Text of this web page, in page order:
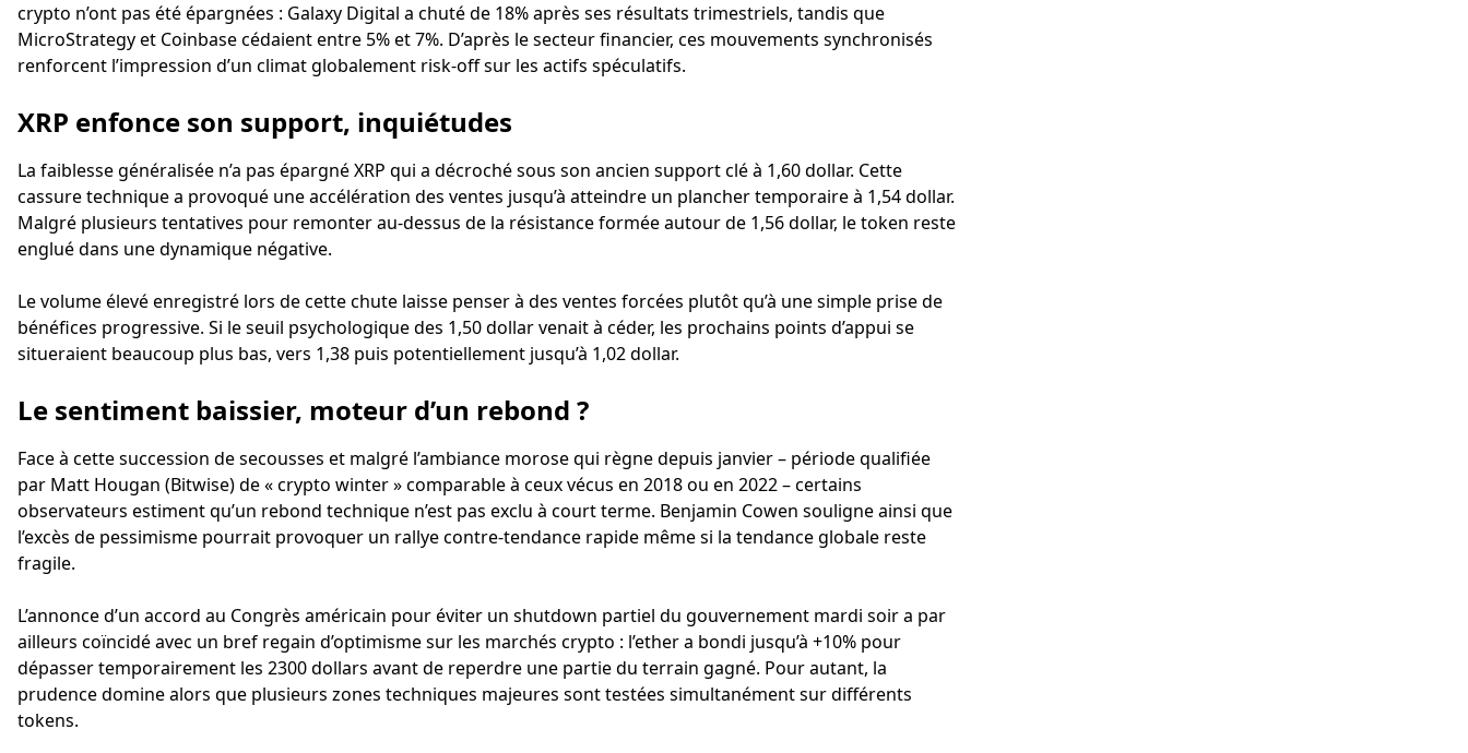
crypto n’ont pas été épargnées : Galaxy Digital a chuté de 18% après ses résultats trimestriels, tandis que
MicroStrategy et Coinbase cédaient entre 5% et 7%. D’après le secteur financier, ces mouvements synchronisés
renforcent l’impression d’un climat globalement risk-off sur les actifs spéculatifs.
XRP enfonce son support, inquiétudes
La faiblesse généralisée n’a pas épargné XRP qui a décroché sous son ancien support clé à 1,60 dollar. Cette
cassure technique a provoqué une accélération des ventes jusqu’à atteindre un plancher temporaire à 1,54 dollar.
Malgré plusieurs tentatives pour remonter au-dessus de la résistance formée autour de 1,56 dollar, le token reste
englué dans une dynamique négative.
Le volume élevé enregistré lors de cette chute laisse penser à des ventes forcées plutôt qu’à une simple prise de
bénéfices progressive. Si le seuil psychologique des 1,50 dollar venait à céder, les prochains points d’appui se
situeraient beaucoup plus bas, vers 1,38 puis potentiellement jusqu’à 1,02 dollar.
Le sentiment baissier, moteur d’un rebond ?
Face à cette succession de secousses et malgré l’ambiance morose qui règne depuis janvier – période qualifiée
par Matt Hougan (Bitwise) de « crypto winter » comparable à ceux vécus en 2018 ou en 2022 – certains
observateurs estiment qu’un rebond technique n’est pas exclu à court terme. Benjamin Cowen souligne ainsi que
l’excès de pessimisme pourrait provoquer un rallye contre-tendance rapide même si la tendance globale reste
fragile.
L’annonce d’un accord au Congrès américain pour éviter un shutdown partiel du gouvernement mardi soir a par
ailleurs coïncidé avec un bref regain d’optimisme sur les marchés crypto : l’ether a bondi jusqu’à +10% pour
dépasser temporairement les 2300 dollars avant de reperdre une partie du terrain gagné. Pour autant, la
prudence domine alors que plusieurs zones techniques majeures sont testées simultanément sur différents
tokens.